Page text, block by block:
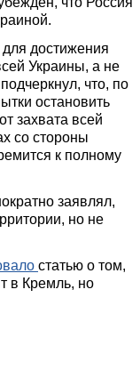
достижения
Украины, а не
что, по
остановить
захвата всей
со стороны
к полному
заявлял,
но не
статью о том,
в Кремль, но